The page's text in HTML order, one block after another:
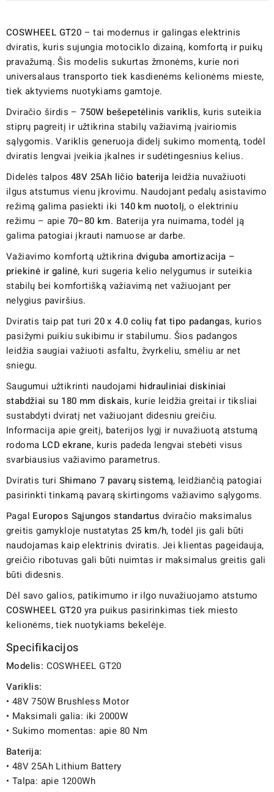
COSWHEEL GT20 – tai modernus ir galingas elektrinis
dviratis, kuris sujungia motociklo dizainą, komfortą ir puikų
pravažumą. Šis modelis sukurtas žmonėms, kurie nori
universalaus transporto tiek kasdienėms kelionėms mieste,
tiek aktyviems nuotykiams gamtoje.
Dviračio širdis –750W bešepetėlinis variklis, kuris suteikia
stiprų pagreitį ir užtikrina stabilų važiavimą įvairiomis
sąlygomis. Variklis generuoja didelį sukimo momentą, todėl
dviratis lengvai įveikia įkalnes ir sudėtingesnius kelius.
Didelės talpos 48V 25Ah ličio baterija leidžia nuvažiuoti
ilgus atstumus vienu įkrovimu. Naudojant pedalų asistavimo
režimą galima pasiekti iki 140 km nuotolį, o elektriniu
režimu – apie 70–80 km. Baterija yra nuimama, todėl ją
galima patogiai įkrauti namuose ar darbe.
Važiavimo komfortą užtikrina dviguba amortizacija –
priekinė ir galinė, kuri sugeria kelio nelygumus ir suteikia
stabilų bei komfortišką važiavimą net važiuojant per
nelygius paviršius.
Dviratis taip pat turi20 x 4.0 colių fat tipo padangas, kurios
pasižymi puikiu sukibimu ir stabilumu. Šios padangos
leidžia saugiai važiuoti asfaltu, žvyrkeliu, smėliu ar net
sniegu.
Saugumui užtikrinti naudojami hidrauliniai diskiniai
stabdžiai su 180 mm diskais, kurie leidžia greitai ir tiksliai
sustabdyti dviratį net važiuojant didesniu greičiu.
Informacija apie greitį, baterijos lygį ir nuvažiuotą atstumą
rodoma LCD ekrane, kuris padeda lengvai stebėti visus
svarbiausius važiavimo parametrus.
Dviratis turi Shimano 7 pavarų sistemą, leidžiančią patogiai
pasirinkti tinkamą pavarą skirtingoms važiavimo sąlygoms.
Pagal Europos Sąjungos standartus dviračio maksimalus
greitis gamykloje nustatytas 25 km/h, todėl jis gali būti
naudojamas kaip elektrinis dviratis. Jei klientas pageidauja,
greičio ribotuvas gali būti nuimtas ir maksimalus greitis gali
būti didesnis.
Dėl savo galios, patikimumo ir ilgo nuvažiuojamo atstumo
COSWHEEL GT20 yra puikus pasirinkimas tiek miesto
kelionėms, tiek nuotykiams bekelėje.
Specifikacijos
Modelis: COSWHEEL GT20
Variklis:
• 48V 750W Brushless Motor
• Maksimali galia: iki 2000W
• Sukimo momentas: apie 80 Nm
Baterija:
• 48V 25Ah Lithium Battery
• Talpa: apie 1200Wh